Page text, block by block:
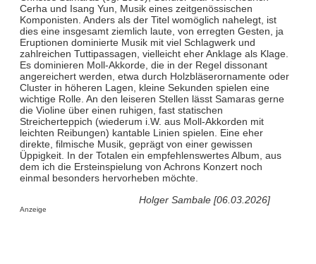
Cerha und Isang Yun, Musik eines zeitgenössischen
Komponisten. Anders als der Titel womöglich nahelegt, ist
dies eine insgesamt ziemlich laute, von erregten Gesten, ja
Eruptionen dominierte Musik mit viel Schlagwerk und
zahlreichen Tuttipassagen, vielleicht eher Anklage als Klage.
Es dominieren Moll-Akkorde, die in der Regel dissonant
angereichert werden, etwa durch Holzbläserornamente oder
Cluster in höheren Lagen, kleine Sekunden spielen eine
wichtige Rolle. An den leiseren Stellen lässt Samaras gerne
die Violine über einen ruhigen, fast statischen
Streicherteppich (wiederum i.W. aus Moll-Akkorden mit
leichten Reibungen) kantable Linien spielen. Eine eher
direkte, filmische Musik, geprägt von einer gewissen
Üppigkeit. In der Totalen ein empfehlenswertes Album, aus
dem ich die Ersteinspielung von Achrons Konzert noch
einmal besonders hervorheben möchte.
Holger Sambale [06.03.2026]
Anzeige